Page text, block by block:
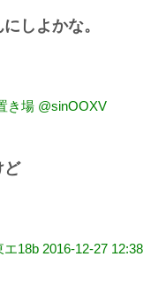
しよかな。
き場 @sinOOXV
ど
エ18b 2016-12-27 12:38